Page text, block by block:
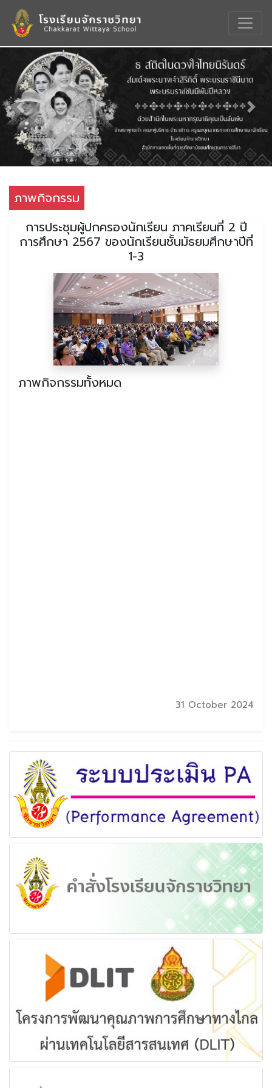
Previous Next
ภาพกิจกรรม
การประชุมผู้ปกครองนักเรียน ภาคเรียนที่ 2 ปี
การศึกษา 2567 ของนักเรียนชั้นมัธยมศึกษาปีที่
1-3
ภาพกิจกรรมทั้งหมด
31 October 2024